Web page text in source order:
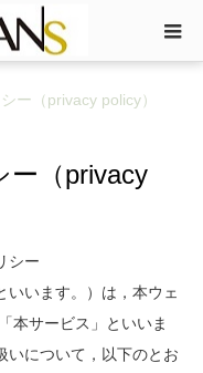
ー（privacy policy）
ー（privacy
シー
いいます。）は，本ウェ
本サービス」といいま
いについて，以下のとお